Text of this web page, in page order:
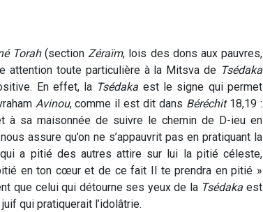
Torah(sectionZéraïm, lois des dons aux pauvres,
attention toute particulière à la Mitsva de Tsédaka
En effet, la Tsédaka est le signe qui permet
Avinou, comme il est dit dans Béréchit18,19 :
à sa maisonnée de suivre le chemin de D-ieu en
assure qu’on ne s’appauvrit pas en pratiquant la
a pitié des autres attire sur lui la pitié céleste,
en ton cœur et de ce fait Il te prendra en pitié »
que celui qui détourne ses yeux de la Tsédaka est
qui pratiquerait l’idolâtrie.